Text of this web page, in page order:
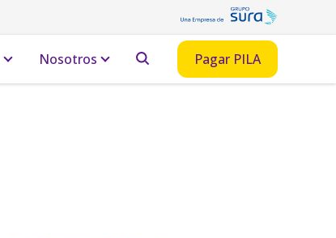
Nosotros Pagar PILA